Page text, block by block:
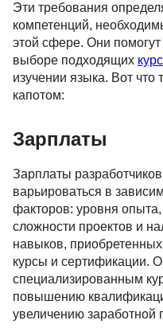
Эти требования
компетенций,
этой сфере. Они
выборе подходящих
изучении языка. Вот
капотом:
Зарплаты
Зарплаты
варьироваться в
факторов: уровня
сложности проектов и
навыков,
курсы и сертификации.
специализированным
повышению
увеличению